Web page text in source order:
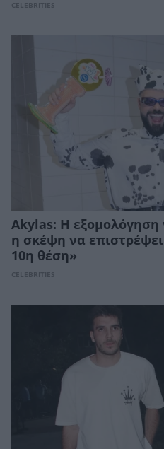
CELEBRITIES
Akylas: Η εξομολόγηση
η σκέψη να
10η θέση»
CELEBRITIES